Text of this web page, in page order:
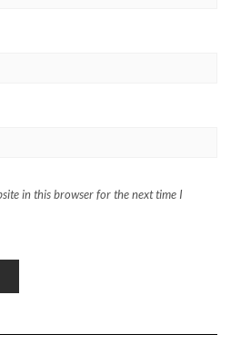
in this browser for the next time I